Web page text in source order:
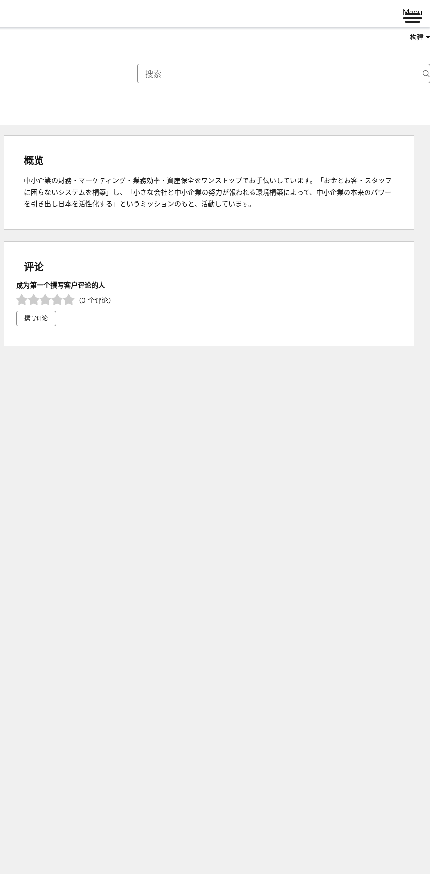
Menu
构建
概览
中小企業の財務・マーケティング・業務効率・資産保全をワンストップでお手伝いしています。「お金とお客・スタッフ
に困らないシステムを構築」し、「小さな会社と中小企業の努力が報われる環境構築によって、中小企業の本来のパワー
を引き出し日本を活性化する」というミッションのもと、活動しています。
评论
成为第一个撰写客户评论的人
（0 个评论）
撰写评论